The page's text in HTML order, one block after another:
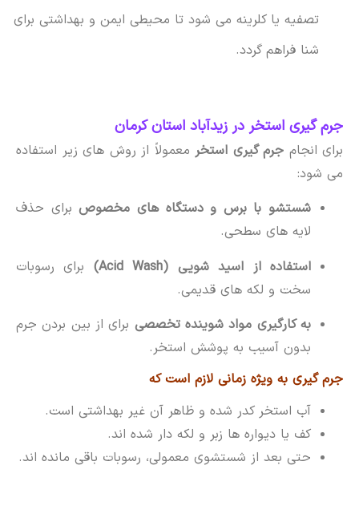
تصفیه یا کلرینه می شود تا محیطی ایمن و بهداشتی برای
شنا فراهم گردد.
جرم گیری استخر در زیدآباد استان کرمان
برای انجام جرم گیری استخرمعمولاً از روش های زیر استفاده
می شود:
شستشو با برس و دستگاه های مخصوصبرای حذف
لایه های سطحی.
استفاده از اسید شویی (Acid Wash)
برای رسوبات
سخت و لکه های قدیمی.
به کارگیری مواد شوینده تخصصیبرای از بین بردن جرم
بدون آسیب به پوشش استخر.
جرم گیری به ویژه زمانی لازم است که
آب استخر کدر شده و ظاهر آن غیر بهداشتی است.
کف یا دیواره ها زبر و لکه دار شده اند.
حتی بعد از شستشوی معمولی، رسوبات باقی مانده اند.